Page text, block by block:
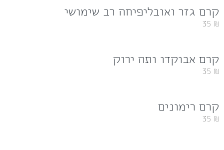
קרם גזר ואובליפיחה רב שימושי
35 ₪
קרם אבוקדו ותה ירוק
35 ₪
קרם רימונים
35 ₪